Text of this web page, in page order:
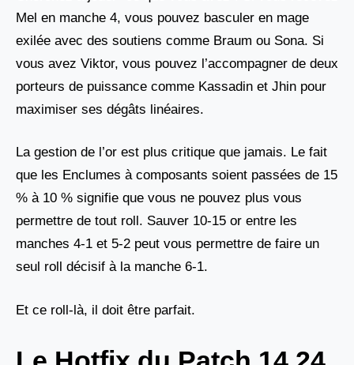
Mel en manche 4, vous pouvez basculer en mage
exilée avec des soutiens comme Braum ou Sona. Si
vous avez Viktor, vous pouvez l’accompagner de deux
porteurs de puissance comme Kassadin et Jhin pour
maximiser ses dégâts linéaires.
La gestion de l’or est plus critique que jamais. Le fait
que les Enclumes à composants soient passées de 15
% à 10 % signifie que vous ne pouvez plus vous
permettre de tout roll. Sauver 10-15 or entre les
manches 4-1 et 5-2 peut vous permettre de faire un
seul roll décisif à la manche 6-1.
Et ce roll-là, il doit être parfait.